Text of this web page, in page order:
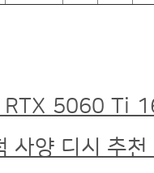
5060 Ti
사양 디시 추천